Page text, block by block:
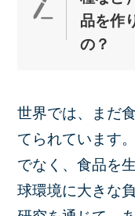
品を作
の？
世界では、まだ
てられています
でなく、食品を
球環境に大きな